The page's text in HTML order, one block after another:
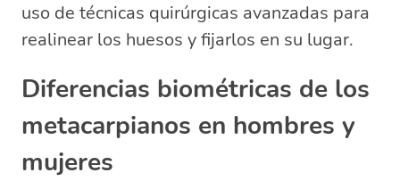
uso de técnicas quirúrgicas avanzadas para
realinear los huesos y fijarlos en su lugar.
Diferencias biométricas de los
metacarpianos en hombres y
mujeres